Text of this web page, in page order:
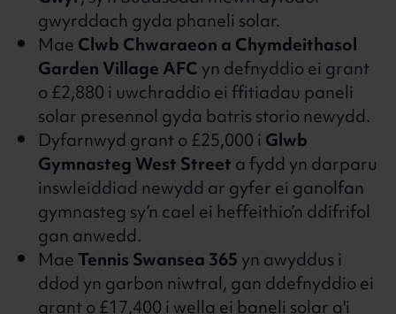
gwyrddach gyda phaneli solar.
MaeClwb Chwaraeon a Chymdeithasol
Garden Village AFCyn defnyddio ei grant
o £2,880 i uwchraddio ei ffitiadau paneli
solar presennol gyda batris storio newydd.
Dyfarnwyd grant o £25,000 iGlwb
Gymnasteg West Streeta fydd yn darparu
inswleiddiad newydd ar gyfer ei ganolfan
gymnasteg sy’n cael ei heffeithio’n ddifrifol
gan anwedd.
MaeTennis Swansea 365yn awyddus i
ddod yn garbon niwtral, gan ddefnyddio ei